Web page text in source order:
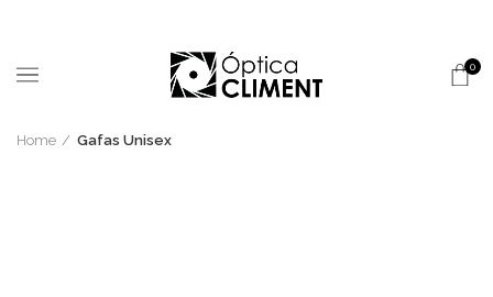
0
Home Gafas Unisex